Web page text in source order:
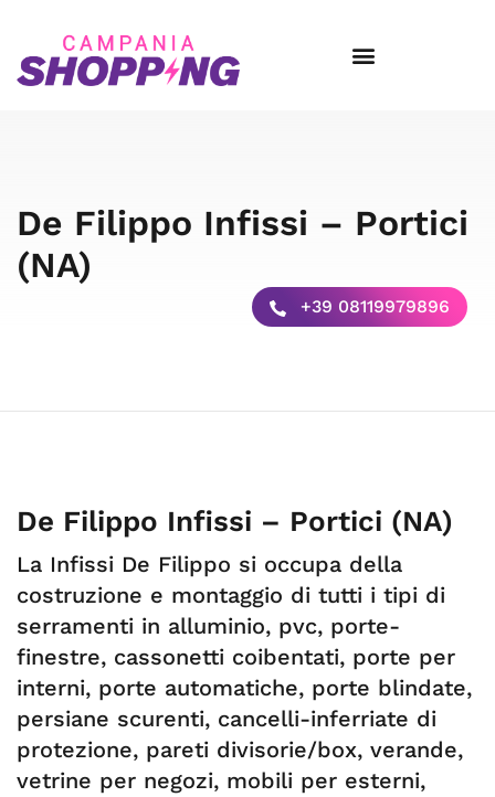
De Filippo Infissi – Portici
(NA)
+39 08119979896
De Filippo Infissi – Portici (NA)
La Infissi De Filippo si occupa della
costruzione e montaggio di tutti i tipi di
serramenti in alluminio, pvc, porte-
finestre, cassonetti coibentati, porte per
interni, porte automatiche, porte blindate,
persiane scurenti, cancelli-inferriate di
protezione, pareti divisorie/box, verande,
vetrine per negozi, mobili per esterni,